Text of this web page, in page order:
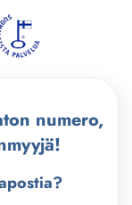
numero,